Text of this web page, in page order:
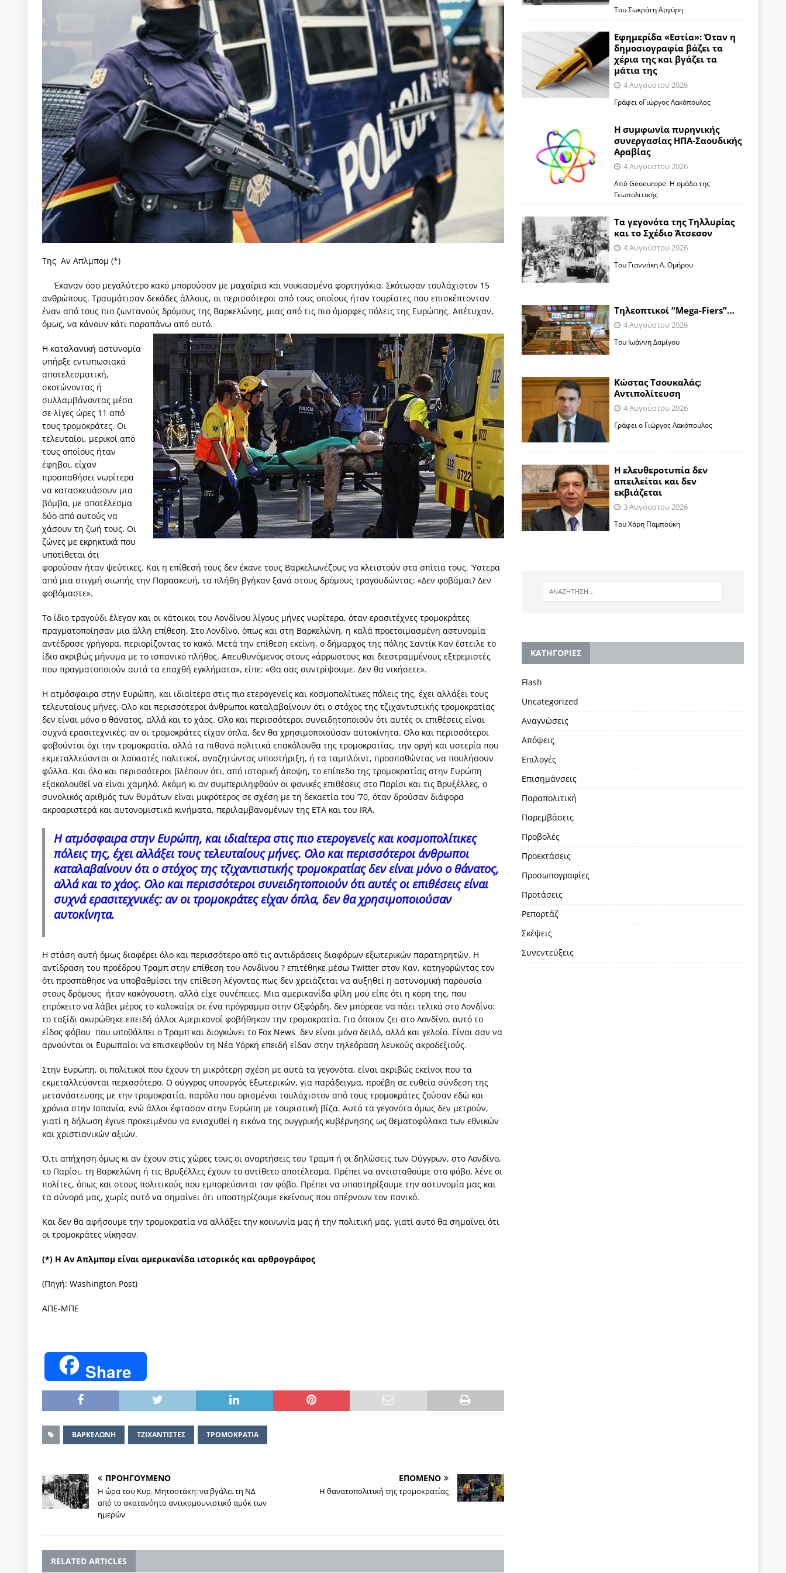
[ 22 Μαΐου 2020 ]
Μακάριος Λαζαρίδης: Έργο!
ΠΡΟΣΩΠΟΓΡΑΦΙΕΣ
[ 4 Αυγούστου 2026 ] Η γενεαλογία του φασισμού: από τον Αντιδιαφωτισμό στον ψηφιακό Κοινωνικό Δαρβινισμό
ΕΠΙΛΟΓΕΣ
[ 4 Αυγούστου 2026 ] Εφημερίδα «Εστία»: Όταν η δημοσιογραφία βάζει τα χέρια της και βγάζει τα μάτια της
ΑΠΟΨΕΙΣ
[ 4 Αυγούστου 2026 ] Η συμφωνία πυρηνικής συνεργασίας ΗΠΑ-Σαουδικής Αραβίας
ΑΠΟΨΕΙΣ
[ 4 Αυγούστου 2026 ] Τα γεγονότα της Τηλλυρίας και το Σχέδιο Άτσεσον
ΑΠΟΨΕΙΣ
[ 4 Αυγούστου 2026 ] Tηλεοπτικοί “Mega-Fiers”…
ΑΠΟΨΕΙΣ
Κώστας Τσουκαλάς: Αντιπολίτευση
ΠΡΟΒΟΛΕΣ
[ 3 Αυγούστου 2026 ] Η ελευθεροτυπία δεν απειλείται και δεν εκβιάζεται
ΠΑΡΕΜΒΑΣΕΙΣ
[ 3 Αυγούστου 2026 ] ΠΑΣΟΚ ή ΕΛ.ΑΣ.; Γιατί η μάχη της δεύτερης θέσης είναι (πολύ) ανοιχτή ακόμη. Προς αναμέτρηση
των δύο κομμάτων και όχι Ανδρουλάκη -Τσίπρα.
ΑΠΟΨΕΙΣ
Η τραγωδία της δημοκρατικής παράταξης: Ο λαός θέλει, αλλά τα κόμματα της αντιπολίτευσης δεν
εμβληματικό «Πολίτη Κέιν»
ΠΑΡΕΜΒΑΣΕΙΣ
[ 3 Αυγούστου 2026 ] Το Νομικό DNA του Υπερταμείου και οι Ρήτρες του ESM
ΑΠΟΨΕΙΣ
[ 3 Αυγούστου 2026 ] Το γάλλιο και η γεωπολιτική ισχύς για την Ελλάδα
ΑΠΟΨΕΙΣ
[ 3 Αυγούστου 2026 ]
«Εδοξάσθη κρυπτομένη και εγελοιοποιήθη εμφανιζόμενη»: Το άδοξο βήμα της Μ. Καρυστιανού
ΠΑΡΕΜΒΑΣΕΙΣ
[ 3 Αυγούστου 2026 ]
Να σπάσουμε τους δήμους ή τον υπερσυγκεντρωτισμό;
ΠΑΡΕΜΒΑΣΕΙΣ
[ 2 Αυγούστου 2026 ] Σκορδαλιά χωρίς σκόρδο: Η αυτοεκπλήρωση του Τσίπρα ΑΝΑΓΝΩΣΕΙΣ
Της Αν Απλμπομ (*)
Έκαναν όσο μεγαλύτερο κακό μπορούσαν με μαχαίρια και νοικιασμένα φορτηγάκια. Σκότωσαν τουλάχιστον 15
ανθρώπους. Τραυμάτισαν δεκάδες άλλους, οι περισσότεροι από τους οποίους ήταν τουρίστες που επισκέπτονταν
έναν από τους πιο ζωντανούς δρόμους της Βαρκελώνης, μιας από τις πιο όμορφες πόλεις της Ευρώπης. Απέτυχαν,
όμως, να κάνουν κάτι παραπάνω από αυτό.
Η καταλανική αστυνομία
υπήρξε εντυπωσιακά
αποτελεσματική,
σκοτώνοντας ή
συλλαμβάνοντας μέσα
σε λίγες ώρες 11 από
τους τρομοκράτες. Οι
τελευταίοι, μερικοί από
τους οποίους ήταν
έφηβοι, είχαν
προσπαθήσει νωρίτερα
να κατασκευάσουν μια
βόμβα, με αποτέλεσμα
δύο από αυτούς να
χάσουν τη ζωή τους. Οι
ζώνες με εκρηκτικά που
υποτίθεται ότι
φορούσαν ήταν ψεύτικες. Και η επίθεσή τους δεν έκανε τους Βαρκελωνέζους να κλειστούν στα σπίτια τους. Ύστερα
από μια στιγμή σιωπής την Παρασκευή, τα πλήθη βγήκαν ξανά στους δρόμους τραγουδώντας: «Δεν φοβάμαι? Δεν
φοβόμαστε».
Το ίδιο τραγούδι έλεγαν και οι κάτοικοι του Λονδίνου λίγους μήνες νωρίτερα, όταν ερασιτέχνες τρομοκράτες
πραγματοποίησαν μια άλλη επίθεση. Στο Λονδίνο, όπως και στη Βαρκελώνη, η καλά προετοιμασμένη αστυνομία
αντέδρασε γρήγορα, περιορίζοντας το κακό. Μετά την επίθεση εκείνη, ο δήμαρχος της πόλης Σαντίκ Καν έστειλε το
ίδιο ακριβώς μήνυμα με το ισπανικό πλήθος. Απευθυνόμενος στους «άρρωστους και διεστραμμένους εξτρεμιστές
που πραγματοποιούν αυτά τα επαχθή εγκλήματα», είπε: «Θα σας συντρίψουμε. Δεν θα νικήσετε».
Η ατμόσφαιρα στην Ευρώπη, και ιδιαίτερα στις πιο ετερογενείς και κοσμοπολίτικες πόλεις της, έχει αλλάξει τους
τελευταίους μήνες. Ολο και περισσότεροι άνθρωποι καταλαβαίνουν ότι ο στόχος της τζιχαντιστικής τρομοκρατίας
δεν είναι μόνο ο θάνατος, αλλά και το χάος. Ολο και περισσότεροι συνειδητοποιούν ότι αυτές οι επιθέσεις είναι
συχνά ερασιτεχνικές: αν οι τρομοκράτες είχαν όπλα, δεν θα χρησιμοποιούσαν αυτοκίνητα. Ολο και περισσότεροι
φοβούνται όχι την τρομοκρατία, αλλά τα πιθανά πολιτικά επακόλουθα της τρομοκρατίας, την οργή και υστερία που
εκμεταλλεύονται οι λαϊκιστές πολιτικοί, αναζητώντας υποστήριξη, ή τα ταμπλόιντ, προσπαθώντας να πουλήσουν
φύλλα. Και όλο και περισσότεροι βλέπουν ότι, από ιστορική άποψη, το επίπεδο της τρομοκρατίας στην Ευρώπη
εξακολουθεί να είναι χαμηλό. Ακόμη κι αν συμπεριληφθούν οι φονικές επιθέσεις στο Παρίσι και τις Βρυξέλλες, ο
συνολικός αριθμός των θυμάτων είναι μικρότερος σε σχέση με τη δεκαετία του ’70, όταν δρούσαν διάφορα
ακροαριστερά και αυτονομιστικά κινήματα, περιλαμβανομένων της ΕΤΑ και του IRA.
Η ατμόσφαιρα στην Ευρώπη, και ιδιαίτερα στις πιο ετερογενείς και κοσμοπολίτικες
πόλεις της, έχει αλλάξει τους τελευταίους μήνες. Ολο και περισσότεροι άνθρωποι
καταλαβαίνουν ότι ο στόχος της τζιχαντιστικής τρομοκρατίας δεν είναι μόνο ο θάνατος,
αλλά και το χάος. Ολο και περισσότεροι συνειδητοποιούν ότι αυτές οι επιθέσεις είναι
συχνά ερασιτεχνικές: αν οι τρομοκράτες είχαν όπλα, δεν θα χρησιμοποιούσαν
αυτοκίνητα.
Η στάση αυτή όμως διαφέρει όλο και περισσότερο από τις αντιδράσεις διαφόρων εξωτερικών παρατηρητών. Η
αντίδραση του προέδρου Τραμπ στην επίθεση του Λονδίνου ? επιτέθηκε μέσω Twitter στον Καν, κατηγορώντας τον
ότι προσπάθησε να υποβαθμίσει την επίθεση λέγοντας πως δεν χρειάζεται να αυξηθεί η αστυνομική παρουσία
στους δρόμους ήταν κακόγουστη, αλλά είχε συνέπειες. Μια αμερικανίδα φίλη μού είπε ότι η κόρη της, που
επρόκειτο να λάβει μέρος το καλοκαίρι σε ένα πρόγραμμα στην Οξφόρδη, δεν μπόρεσε να πάει τελικά στο Λονδίνο:
το ταξίδι ακυρώθηκε επειδή άλλοι Αμερικανοί φοβήθηκαν την τρομοκρατία. Για όποιον ζει στο Λονδίνο, αυτό το
είδος φόβου που υποθάλπει ο Τραμπ και διογκώνει το Fox News δεν είναι μόνο δειλό, αλλά και γελοίο. Είναι σαν να
αρνούνται οι Ευρωπαίοι να επισκεφθούν τη Νέα Υόρκη επειδή είδαν στην τηλεόραση λευκούς ακροδεξιούς.
Στην Ευρώπη, οι πολιτικοί που έχουν τη μικρότερη σχέση με αυτά τα γεγονότα, είναι ακριβώς εκείνοι που τα
εκμεταλλεύονται περισσότερο. Ο ούγγρος υπουργός Εξωτερικών, για παράδειγμα, προέβη σε ευθεία σύνδεση της
μετανάστευσης με την τρομοκρατία, παρόλο που ορισμένοι τουλάχιστον από τους τρομοκράτες ζούσαν εδώ και
χρόνια στην Ισπανία, ενώ άλλοι έφτασαν στην Ευρώπη με τουριστική βίζα. Αυτά τα γεγονότα όμως δεν μετρούν,
γιατί η δήλωση έγινε προκειμένου να ενισχυθεί η εικόνα της ουγγρικής κυβέρνησης ως θεματοφύλακα των εθνικών
και χριστιανικών αξιών.
Ό,τι απήχηση όμως κι αν έχουν στις χώρες τους οι αναρτήσεις του Τραμπ ή οι δηλώσεις των Ούγγρων, στο Λονδίνο,
το Παρίσι, τη Βαρκελώνη ή τις Βρυξέλλες έχουν το αντίθετο αποτέλεσμα. Πρέπει να αντισταθούμε στο φόβο, λένε οι
πολίτες, όπως και στους πολιτικούς που εμπορεύονται τον φόβο. Πρέπει να υποστηρίξουμε την αστυνομία μας και
τα σύνορά μας, χωρίς αυτό να σημαίνει ότι υποστηρίζουμε εκείνους που σπέρνουν τον πανικό.
Και δεν θα αφήσουμε την τρομοκρατία να αλλάξει την κοινωνία μας ή την πολιτική μας, γιατί αυτό θα σημαίνει ότι
οι τρομοκράτες νίκησαν.
(*) Η Αν Απλμπομ είναι αμερικανίδα ιστορικός και αρθρογράφος
(Πηγή: Washington Post)
ΑΠΕ-ΜΠΕ
Share
ΒΑΡΚΕΛΩΝΗ ΤΖΙΧΑΝΤΙΣΤΕΣ ΤΡΟΜΟΚΡΑΤΙΑ
ΠΡΟΗΓΟΥΜΕΝΟ
Η ώρα του Κυρ. Μητσοτάκη: να βγάλει τη ΝΔ
από το ακατανόητο αντικομουνιστικό αμόκ των
ημερών
ΕΠΟΜΕΝΟ
Η θανατοπολιτική της τρομοκρατίας
RELATED ARTICLES
Του Σωκράτη Αργύρη
Εφημερίδα «Εστία»: Όταν η
δημοσιογραφία βάζει τα
χέρια της και βγάζει τα
μάτια της
4 Αυγούστου 2026
Γράφει οΓιώργος Λακόπουλος
Η συμφωνία πυρηνικής
συνεργασίας ΗΠΑ-Σαουδικής
Αραβίας
4 Αυγούστου 2026
Από Geoeurope: H ομάδα της
Γεωπολιτικής
Τα γεγονότα της Τηλλυρίας
και το Σχέδιο Άτσεσον
4 Αυγούστου 2026
Toυ Γιαννάκη Λ. Ομήρου
Tηλεοπτικοί “Mega-Fiers”…
4 Αυγούστου 2026
Toυ Ιωάννη Δαμίγου
Κώστας Τσουκαλάς:
Αντιπολίτευση
4 Αυγούστου 2026
Γράφει ο Γιώργος Λακόπουλος
Η ελευθεροτυπία δεν
απειλείται και δεν
εκβιάζεται
3 Αυγούστου 2026
Του Χάρη Παμπούκη
KΑΤΗΓΟΡΙΕΣ
Flash
Uncategorized
Αναγνώσεις
Απόψεις
Επιλογές
Επισημάνσεις
Παραπολιτική
Παρεμβάσεις
Προβολές
Προεκτάσεις
Προσωπογραφίες
Προτάσεις
Ρεπορτάζ
Σκέψεις
Συνεντεύξεις